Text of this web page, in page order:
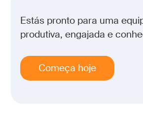
Estás pronto para uma
produtiva, engajada e
Começa hoje